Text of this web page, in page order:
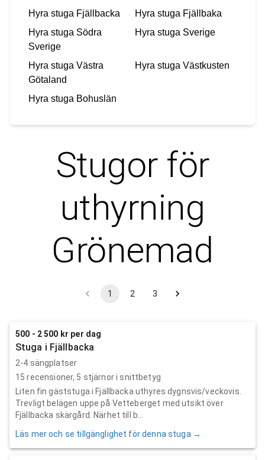
Hyra stuga Fjällbacka Hyra stuga Fjällbaka
Hyra stuga Södra
Sverige
Hyra stuga Sverige
Hyra stuga Västra
Götaland
Hyra stuga Västkusten
Hyra stuga Bohuslän
Stugor för
uthyrning
Grönemad
1 2 3
500 - 2 500 kr per dag
Stuga i Fjällbacka
2-4 sängplatser
15 recensioner, 5 stjärnor i snittbetyg
Liten fin gäststuga i Fjällbacka uthyres dygnsvis/veckovis.
Trevligt belägen uppe på Vetteberget med utsikt över
Fjällbacka skärgård. Närhet till b...
Läs mer och se tillgänglighet för denna stuga →